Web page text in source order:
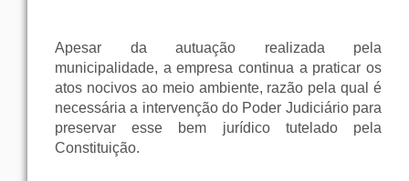
Apesar da autuação realizada pela
municipalidade, a empresa continua a praticar os
atos nocivos ao meio ambiente, razão pela qual é
necessária a intervenção do Poder Judiciário para
preservar esse bem jurídico tutelado pela
Constituição.